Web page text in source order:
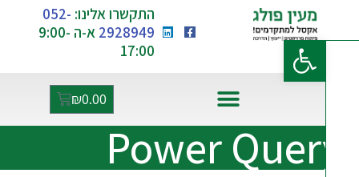
פתח סרגל נגישות
התקשרו אלינו:052-
2928949
א-ה 9:00-
17:00
₪
Power